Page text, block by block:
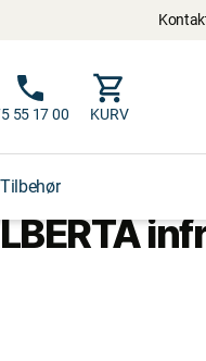
55 17 00 KURV
Tilbehør